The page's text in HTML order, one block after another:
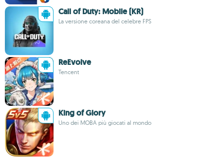
Call of Duty: Mobile (KR)
La versione coreana del celebre FPS
ReEvolve
Tencent
King of Glory
Uno dei MOBA più giocati al mondo